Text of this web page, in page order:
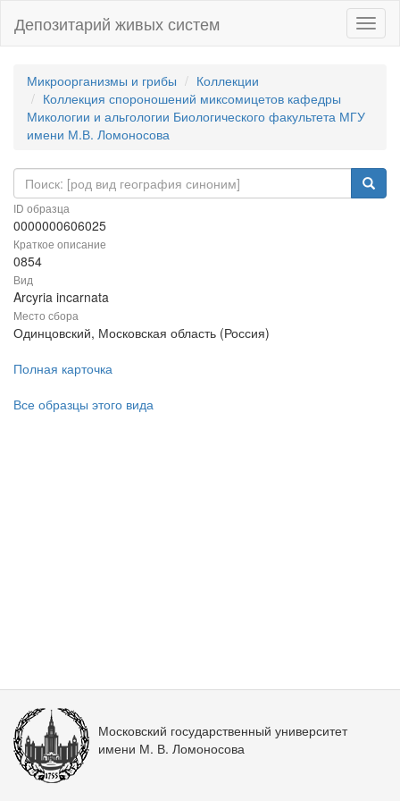
Депозитарий живых систем
Микроорганизмы и грибы
Коллекции
Коллекция спороношений миксомицетов кафедры
Микологии и альгологии Биологического факультета МГУ
имени М.В. Ломоносова
ID образца
0000000606025
Краткое описание
0854
Вид
Arcyria incarnata
Место сбора
Одинцовский, Московская область (Россия)
Полная карточка
Все образцы этого вида
Московский государственный университет
имени М. В. Ломоносова